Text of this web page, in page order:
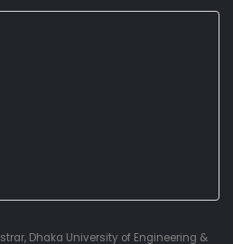
Dhaka University of Engineering &